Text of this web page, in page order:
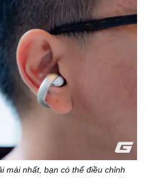
mái nhất, bạn có thể điều chỉnh